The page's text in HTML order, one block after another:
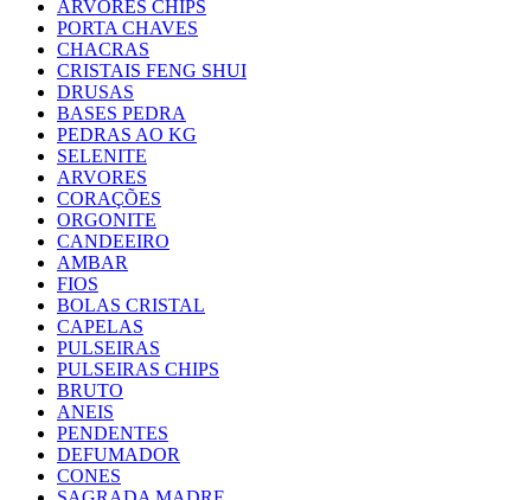
ARVORES CHIPS
PORTA CHAVES
CHACRAS
CRISTAIS FENG SHUI
DRUSAS
BASES PEDRA
PEDRAS AO KG
SELENITE
ARVORES
CORAÇÕES
ORGONITE
CANDEEIRO
AMBAR
FIOS
BOLAS CRISTAL
CAPELAS
PULSEIRAS
PULSEIRAS CHIPS
BRUTO
ANEIS
PENDENTES
DEFUMADOR
CONES